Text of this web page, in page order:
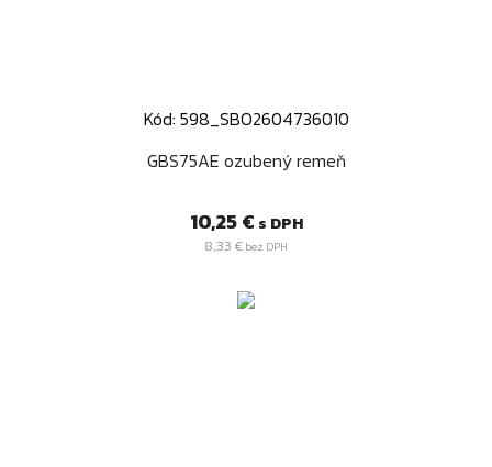
Kód: 598_SBO2604736010
GBS75AE ozubený remeň
Cena
10,25 € s DPH
8,33 € bez DPH